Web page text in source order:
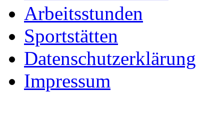
Arbeitsstunden
Sportstätten
Datenschutzerklärung
Impressum